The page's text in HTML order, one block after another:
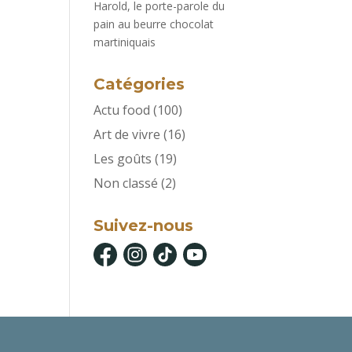
Harold, le porte-parole du
pain au beurre chocolat
martiniquais
Catégories
Actu food (100)
Art de vivre (16)
Les goûts (19)
Non classé (2)
Suivez-nous